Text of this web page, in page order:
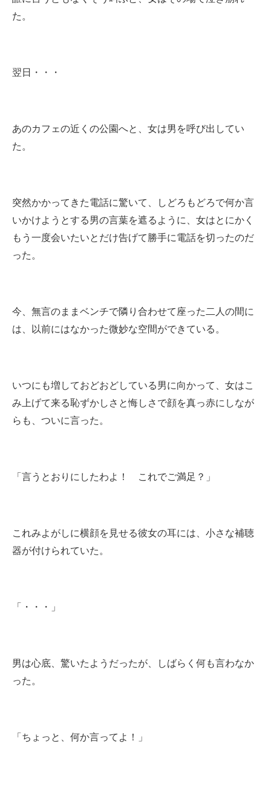
た。
翌日・・・
あのカフェの近くの公園へと、女は男を呼び出してい
た。
突然かかってきた電話に驚いて、しどろもどろで何か言
いかけようとする男の言葉を遮るように、女はとにかく
もう一度会いたいとだけ告げて勝手に電話を切ったのだ
った。
今、無言のままベンチで隣り合わせて座った二人の間に
は、以前にはなかった微妙な空間ができている。
いつにも増しておどおどしている男に向かって、女はこ
み上げて来る恥ずかしさと悔しさで顔を真っ赤にしなが
らも、ついに言った。
「言うとおりにしたわよ！ これでご満足？」
これみよがしに横顔を見せる彼女の耳には、小さな補聴
器が付けられていた。
「・・・」
男は心底、驚いたようだったが、しばらく何も言わなか
った。
「ちょっと、何か言ってよ！」